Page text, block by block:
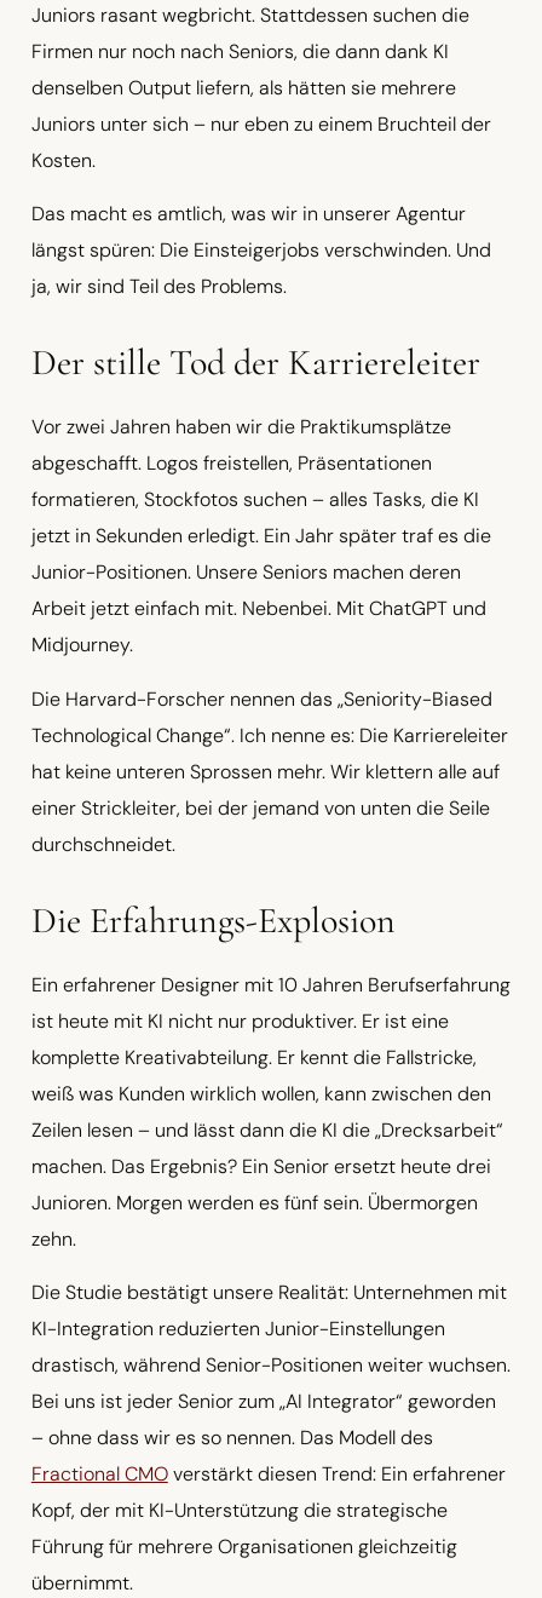
Juniors rasant wegbricht. Stattdessen suchen die
Firmen nur noch nach Seniors, die dann dank KI
denselben Output liefern, als hätten sie mehrere
Juniors unter sich – nur eben zu einem Bruchteil der
Kosten.
Das macht es amtlich, was wir in unserer Agentur
längst spüren: Die Einsteigerjobs verschwinden. Und
ja, wir sind Teil des Problems.
Der stille Tod der Karriereleiter
Vor zwei Jahren haben wir die Praktikumsplätze
abgeschafft. Logos freistellen, Präsentationen
formatieren, Stockfotos suchen – alles Tasks, die KI
jetzt in Sekunden erledigt. Ein Jahr später traf es die
Junior-Positionen. Unsere Seniors machen deren
Arbeit jetzt einfach mit. Nebenbei. Mit ChatGPT und
Midjourney.
Die Harvard-Forscher nennen das „Seniority-Biased
Technological Change“. Ich nenne es: Die Karriereleiter
hat keine unteren Sprossen mehr. Wir klettern alle auf
einer Strickleiter, bei der jemand von unten die Seile
durchschneidet.
Die Erfahrungs-Explosion
Ein erfahrener Designer mit 10 Jahren Berufserfahrung
ist heute mit KI nicht nur produktiver. Er ist eine
komplette Kreativabteilung. Er kennt die Fallstricke,
weiß was Kunden wirklich wollen, kann zwischen den
Zeilen lesen – und lässt dann die KI die „Drecksarbeit“
machen. Das Ergebnis? Ein Senior ersetzt heute drei
Junioren. Morgen werden es fünf sein. Übermorgen
zehn.
Die Studie bestätigt unsere Realität: Unternehmen mit
KI-Integration reduzierten Junior-Einstellungen
drastisch, während Senior-Positionen weiter wuchsen.
Bei uns ist jeder Senior zum „AI Integrator“ geworden
– ohne dass wir es so nennen. Das Modell des
Fractional CMOverstärkt diesen Trend: Ein erfahrener
Kopf, der mit KI-Unterstützung die strategische
Führung für mehrere Organisationen gleichzeitig
übernimmt.